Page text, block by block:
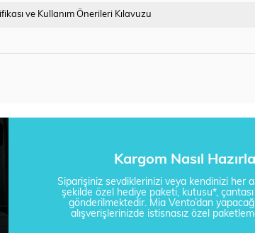
ve Kullanım Önerileri Kılavuzu
Kargom Nasıl
Siparişiniz sevdiklerinizi veya kendinizi her
şekilde özel hediye paketi, kutusu*,
gönderilmektedir. Mia Vento’dan
alışverişlerinizde istisnasız özel